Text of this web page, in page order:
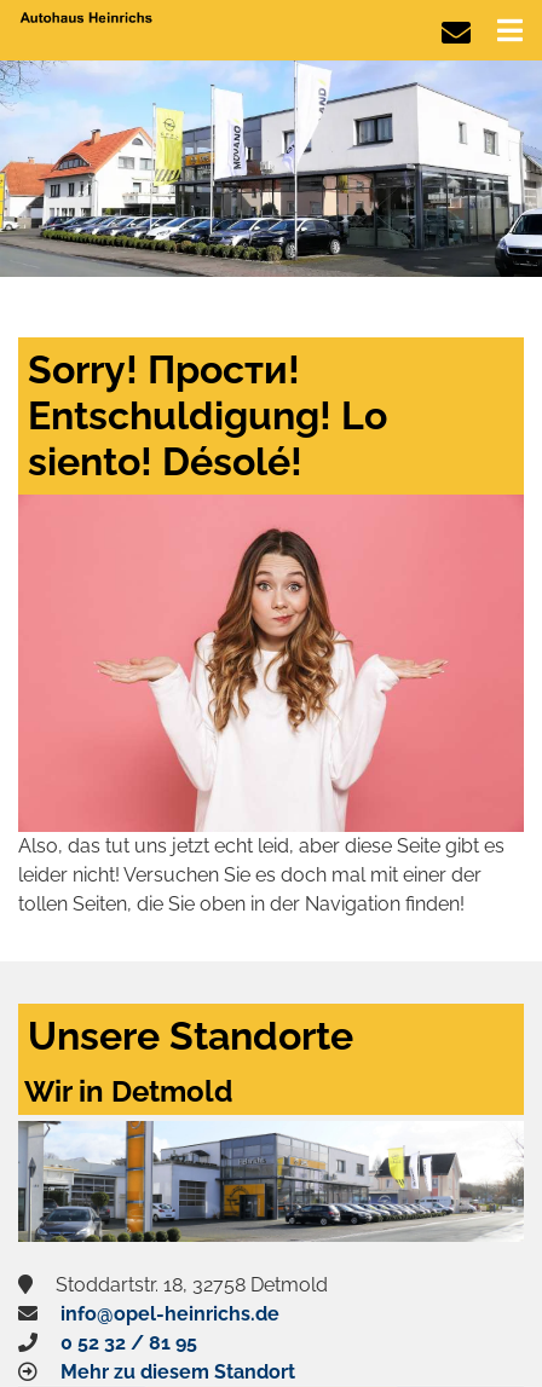
Sorry! Прости!
Entschuldigung! Lo
siento! Désolé!
Also, das tut uns jetzt echt leid, aber diese Seite gibt es
leider nicht! Versuchen Sie es doch mal mit einer der
tollen Seiten, die Sie oben in der Navigation finden!
Unsere Standorte
Wir in Detmold
Stoddartstr. 18, 32758 Detmold
info@opel-heinrichs.de
0 52 32 / 81 95
Mehr zu diesem Standort